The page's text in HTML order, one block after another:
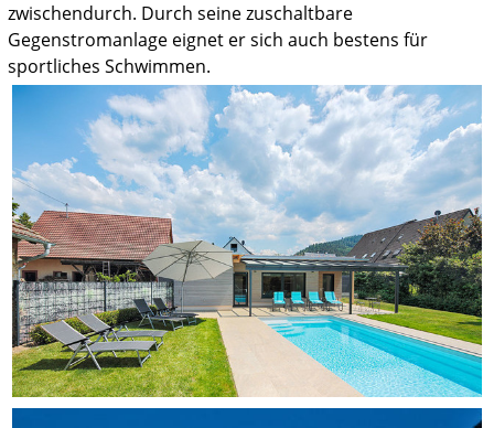
zwischendurch. Durch seine zuschaltbare
Gegenstromanlage eignet er sich auch bestens für
sportliches Schwimmen.